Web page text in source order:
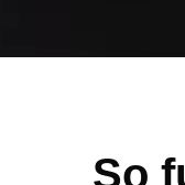
So